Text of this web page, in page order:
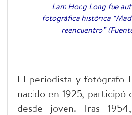
Lam Hong Long fue
fotográfica histórica
reencuentro”
El periodista y fotógrafo
nacido en 1925, participó
desde joven. Tras